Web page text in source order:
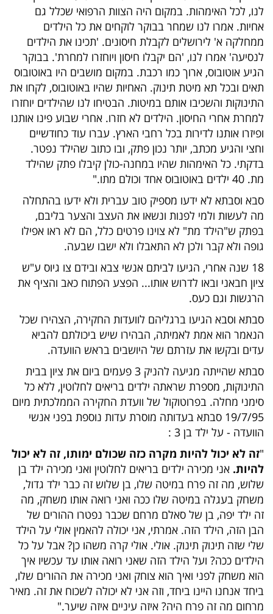
לנו, לכל האימהות. במקום היה הצוות הרפואי שכלל גם
אחיות. אמרו לנו שמחר בבוקר לוקחים את כל הילדים
ממחלקה א' לירושלים לקבלת חיסונים. 'תכינו את הילדים
לנסיעה' אמרו לנו, 'הם יקבלו חיסון ויוחזרו למחרת'. בבוקר
הגיע אוטובוס, ארוך כמו רכבת. במקום מושבים היו באוטובוס
תאים ובכל תא מיטת תינוק. האחיות שהיו באוטובוס, לקחו את
התינוקות והשכיבו אותם במיטות. הבטיחו לנו שהילדים יוחזרו
למחרת אחרי החיסון. הילדים לא חזרו. אחרי שבוע פינו אותנו
ופיזרו אותנו לדירות בכל רחבי הארץ. עברו עוד כחודשיים
וחצי והגיע מכתב, יותר נכון פתק, ובו כתוב שהילד נפטר.
בדקתי. כל האימהות שהיו במחנה-כולן קיבלו פתק שהילד
מת. 40 ילדים באוטובוס אחד וכולם מתו."
סבא וסבתא לא ידעו מספיק טוב עברית ולא ידעו בהתחלה
מה לעשות ולמי לפנות ונשאו את העצב והצער בליבם,
בפתק ש"הילד מת" לא צוינו פרטים כלל, הם לא ראו אפילו
גופה ולא קבר ולכן לא התאבלו ולא ישבו שבעה.
18 שנה אחרי, הגיעו לביתם אנשי צבא ובידם צו גיוס ע"ש
ציון חבאני ובאו לדרוש אותו... הפצע הפתוח כאב והציף את
הרגשות וגם כעס.
סבתא וסבא הגיעו ברגליהם לוועדות החקירה, הצהירו שכל
הנאמר הוא אמת לאמיתה, הבהירו שיש ביכולתם להביא
עדים ובקשו את עזרתם של היושבים בראש הוועדה.
סבתא שהייתה מגיעה להניק 3 פעמים ביום את ציון בבית
התינוקות, מספרת שראתה ילדים בריאים לחלוטין, ללא כל
סימני מחלה. בפרוטוקול של וועדת החקירה הממלכתית מיום
19/7/95 סבתא בעדותה מוסרת עדות נוספת בפני אנשי
הוועדה - על ילד בן 3 :
"זה לא יכול להיות מקרה כזה שכולם ימותו, זה לא יכול
להיות. אני מכירה ילדים בריאים לחלוטין ואני מכירה ילד בן
שלוש, מה זה פרח במיטה שלו, בן שלוש זה כבר ילד גדול,
משחק בעגלה במיטה שלו ככה ואני רואה אותו משחק, מה
זה ילד יפה, בן של סאלם מרחם שכבר נפטרו ההורים של
הבן הזה, הילד הזה. אמרתי, אני יכולה להאמין אולי על הילד
שלי שזה תינוק תינוק. אולי. אולי קרה משהו כן? אבל על כל
הילדים ככה? ועל הילד הזה שאני רואה אותו עד עכשיו איך
הוא משחק לפני ואיך הוא צוחק ואני מכירה את ההורים שלו,
ביחד אנחנו היינו ביחד, וזה אני לא יכולה לשכוח את זה. מאיר
מרחום מה זה פרח היה? איזה עיניים איזה שיער."